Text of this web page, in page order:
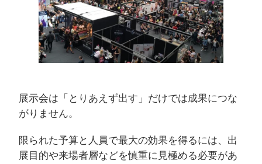
展示会は「とりあえず出す」だけでは成果につな
がりません。
限られた予算と人員で最大の効果を得るには、出
展目的や来場者層などを慎重に見極める必要があ